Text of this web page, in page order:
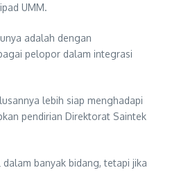
UMM.
adalah dengan
pelopor dalam integrasi
lebih siap menghadapi
pendirian Direktorat Saintek
banyak bidang, tetapi jika